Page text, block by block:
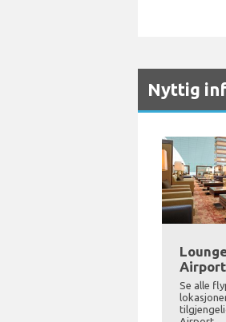
Nyttig
Airport
Se alle